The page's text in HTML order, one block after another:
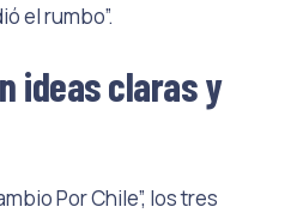
el rumbo”.
ideas claras y
Por Chile”, los tres